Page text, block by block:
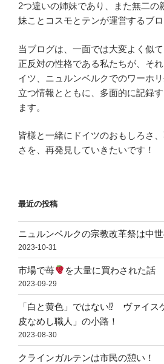
2つ違いの姉妹であり、また無二の
妹ことコスモとテンが運営するブロ
当ブログは、一面では大変よく似
正反対の性格である私たちが、そ
イツ、ニュルンベルクでのワーホ
立つ情報とともに、多面的に記録
ます。
皆様と一緒にドイツのおもしろさ
さを、再発見していきたいです！
最近の投稿
ニュルンベルクの宗教改革祭は中
2023-10-31
市場で苺 を大量に買わされた話
2023-09-29
「白と黄色」ではない⁉ ヴァイス
皮なめし職人」の小路！
2023-08-30
クラインガルテンは市民の憩い！